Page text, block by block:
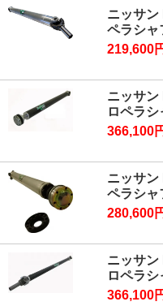
ニッサン
ペラシャ
219,600
ニッサン
ロペラシ
366,100
ニッサン
ペラシャ
280,600
ニッサン
ロペラシ
366,100